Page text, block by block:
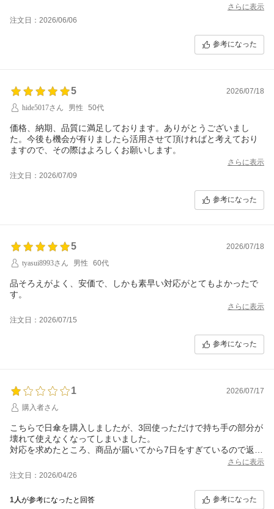
さらに表示
注文日：2026/06/06
参考になった
5
2026/07/18
hide5017さん
男性 50代
価格、納期、品質に満足しております。ありがとうございまし
た。今後も機会が有りましたら活用させて頂ければと考えており
ますので、その際はよろしくお願いします。
さらに表示
注文日：2026/07/09
参考になった
5
2026/07/18
tyasui8993さん
男性 60代
品そろえがよく、安価で、しかも素早い対応がとてもよかったで
す。
さらに表示
注文日：2026/07/15
参考になった
1
2026/07/17
購入者さん
こちらで日傘を購入しましたが、3回使っただけで持ち手の部分が
壊れて使えなくなってしまいました。
対応を求めたところ、商品が届いてから7日をすぎているので返品
不良品を売りつけるのは良くないと思います。
少し安くなっていたのでこちらで購入しましたが、正規店で買え
ばよかったです。
さらに表示
注文日：2026/04/26
1人が参考になったと回答 参考になった